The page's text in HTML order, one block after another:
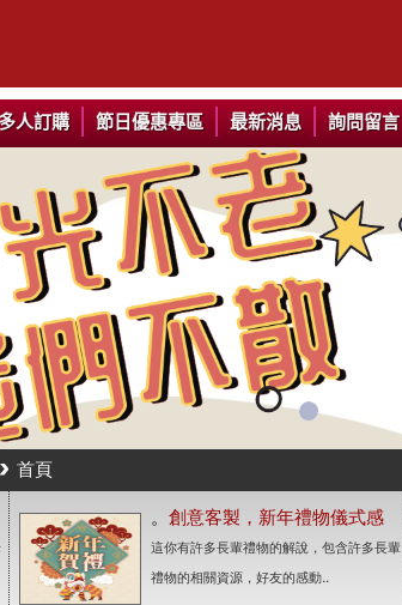
人訂購 節日優惠專區 最新消息 詢問留言
首頁
。 創意客製，新年禮物儀式感
這你有許多長輩禮物的解說，包含許多長輩
禮物的相關資源，好友的感動..